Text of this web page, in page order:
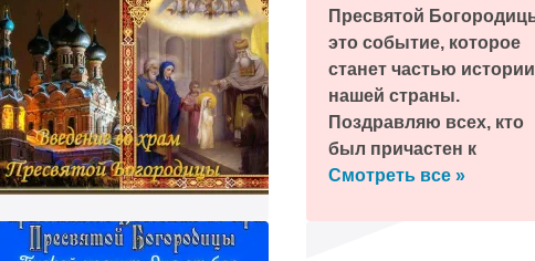
Пресвятой
это событие, которое
станет частью истории
нашей страны.
Поздравляю всех, кто
был причастен к
созданию этого
Смотреть все »